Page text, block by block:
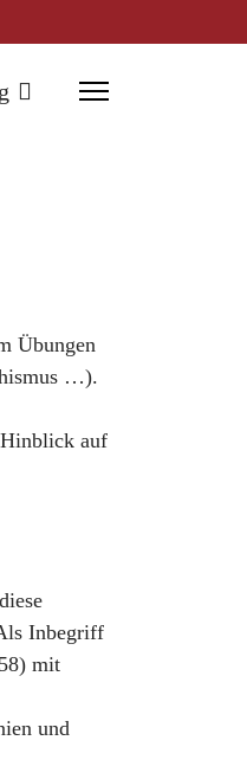
Übungen
…).
Hinblick auf
Inbegriff
mit
und